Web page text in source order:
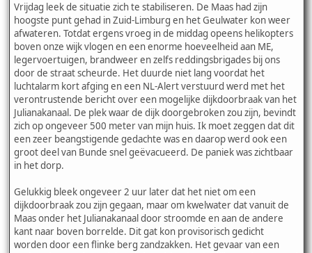
Vrijdag leek de situatie zich te stabiliseren. De Maas had zijn
hoogste punt gehad in Zuid-Limburg en het Geulwater kon weer
afwateren. Totdat ergens vroeg in de middag opeens helikopters
boven onze wijk vlogen en een enorme hoeveelheid aan ME,
legervoertuigen, brandweer en zelfs reddingsbrigades bij ons
door de straat scheurde. Het duurde niet lang voordat het
luchtalarm kort afging en een NL-Alert verstuurd werd met het
verontrustende bericht over een mogelijke dijkdoorbraak van het
Julianakanaal. De plek waar de dijk doorgebroken zou zijn, bevindt
zich op ongeveer 500 meter van mijn huis. Ik moet zeggen dat dit
een zeer beangstigende gedachte was en daarop werd ook een
groot deel van Bunde snel geëvacueerd. De paniek was zichtbaar
in het dorp.
Gelukkig bleek ongeveer 2 uur later dat het niet om een
dijkdoorbraak zou zijn gegaan, maar om kwelwater dat vanuit de
Maas onder het Julianakanaal door stroomde en aan de andere
kant naar boven borrelde. Dit gat kon provisorisch gedicht
worden door een flinke berg zandzakken. Het gevaar van een